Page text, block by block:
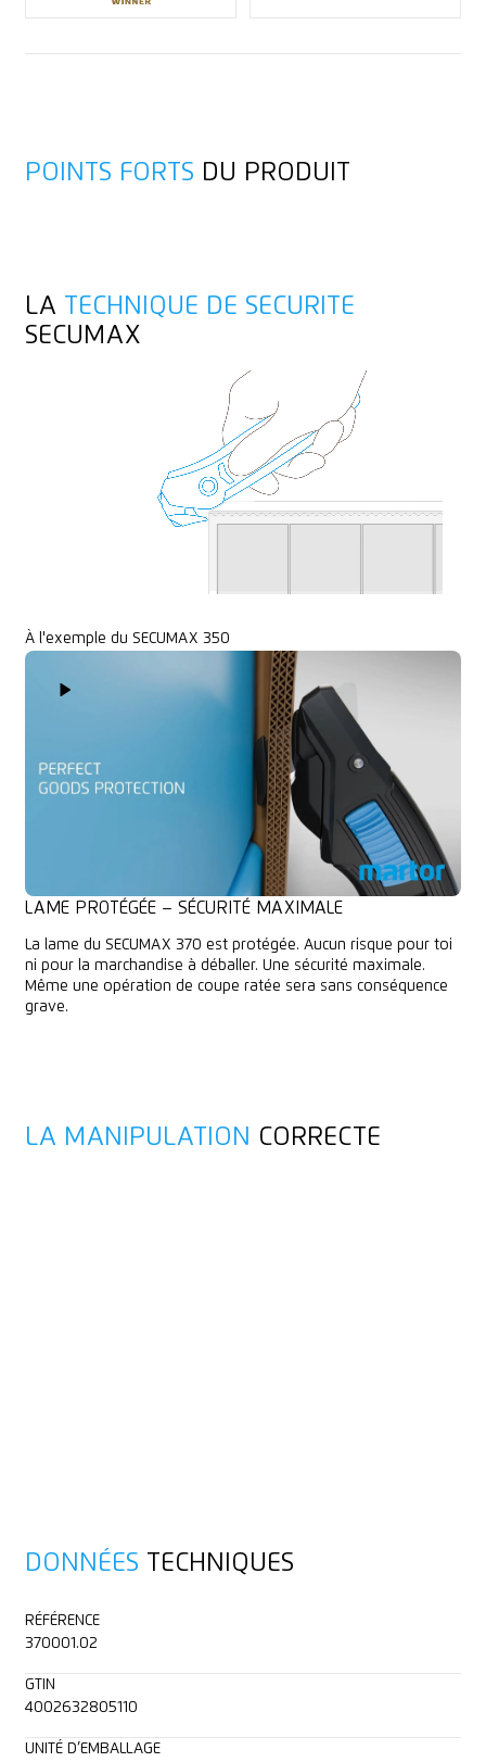
Marquage publicitaire possible
Toile
POINTS FORTS DU PRODUIT
LA TECHNIQUE DE SECURITE
SECUMAX
LAME PROTÉGÉE – SÉCURITÉ MAXIMALE
La lame du SECUMAX 370 est protégée. Aucun risque pour toi
ni pour la marchandise à déballer. Une sécurité maximale.
Même une opération de coupe ratée sera sans conséquence
grave.
À l'exemple du SECUMAX 350
Play Video
LA MANIPULATION CORRECTE
DONNÉES TECHNIQUES
RÉFÉRENCE
370001.02
GTIN
4002632805110
UNITÉ D’EMBALLAGE